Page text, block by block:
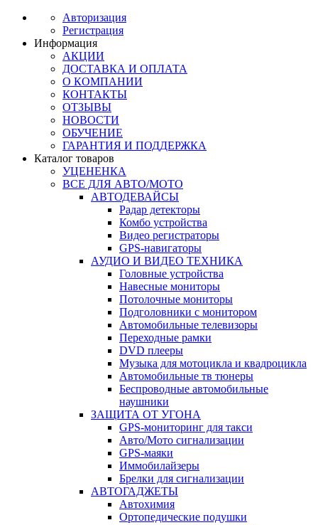
Авторизация
Регистрация
Информация
АКЦИИ
ДОСТАВКА И ОПЛАТА
О КОМПАНИИ
КОНТАКТЫ
ОТЗЫВЫ
НОВОСТИ
ОБУЧЕНИЕ
ГАРАНТИЯ И ПОДДЕРЖКА
Каталог товаров
УЦЕНЕНКА
ВСЕ ДЛЯ АВТО/МОТО
АВТОДЕВАЙСЫ
Радар детекторы
Комбо устройства
Видео регистраторы
GPS-навигаторы
АУДИО И ВИДЕО ТЕХНИКА
Головные устройства
Навесные мониторы
Потолочные мониторы
Подголовники с монитором
Автомобильные телевизоры
Переходные рамки
DVD плееры
Музыка для мотоцикла и квадроцикла
Автомобильные тв тюнеры
Беспроводные автомобильные
наушники
ЗАЩИТА ОТ УГОНА
GPS-мониторинг для такси
Авто/Мото сигнализации
GPS-маяки
Иммобилайзеры
Брелки для сигнализации
АВТОГАДЖЕТЫ
Автохимия
Ортопедические подушки